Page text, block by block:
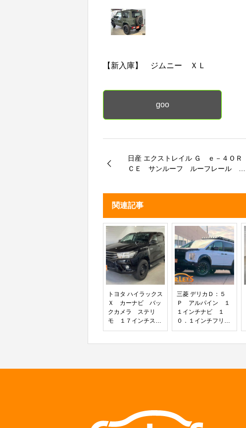
【新入庫】 ジムニー ＸＬ
goo
日産 エクストレイル Ｇ ｅ－４ＯＲ
ＣＥ サンルーフ ルーフレール ナ
パワーゲート パワーシート シート
メモリー シートヒーター ＥＴＣ
２．０ 純正１９インチアルミホイー
ル
関連記事
トヨタ ハイラックス
Ｘ カーナビ バッ
クカメラ ステリ
モ １７インチスチ
ールホイール Ｂｌ
三菱 デリカＤ：５
Ｐ アルパイン １
１インチナビ １
０．１インチフリッ
プダウンモニター